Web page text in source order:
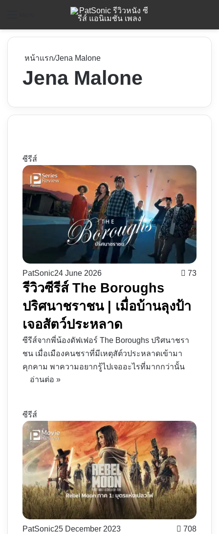
หน้าแรก/Jena Malone
Jena Malone
ซีรีส์
PatSonic24 June 2026 73
รีวิวซีรีส์ The Boroughs
ปริศนาชราชน | เมื่อบ้านลุงป้า
เจอสัตว์ประหลาด
ซีรีส์จากพี่น้องดัฟเฟอร์ The Boroughs ปริศนาชรา
ชน เมื่อเมืองคนชราที่มีเหตุสัต์วประหลาดเข้ามา
คุกคาม พาความอยากรู้ไปเจออะไรที่มากกว่านั้น
อ่านต่อ »
ซีรีส์
PatSonic25 December 2023 708